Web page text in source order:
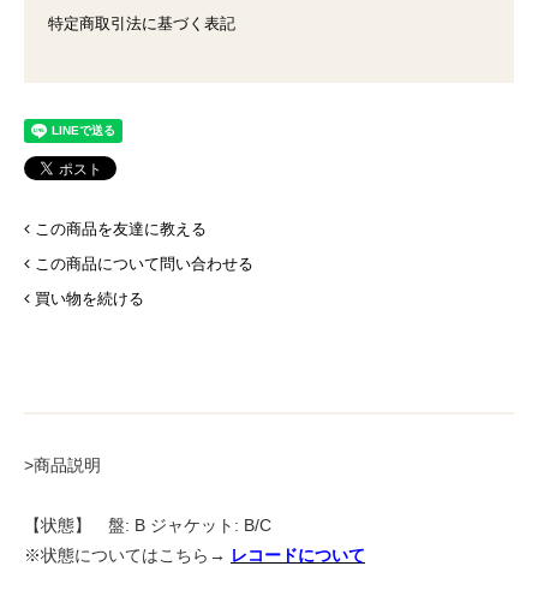
特定商取引法に基づく表記
この商品を友達に教える
この商品について問い合わせる
買い物を続ける
>商品説明
【状態】 盤: B ジャケット: B/C
※状態についてはこちら→ レコードについて